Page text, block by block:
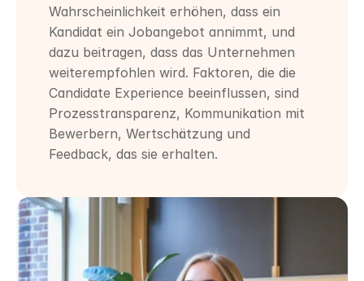
Wahrscheinlichkeit erhöhen, dass ein
Kandidat ein Jobangebot annimmt, und
dazu beitragen, dass das Unternehmen
weiterempfohlen wird. Faktoren, die die
Candidate Experience beeinflussen, sind
Prozesstransparenz, Kommunikation mit
Bewerbern, Wertschätzung und
Feedback, das sie erhalten.